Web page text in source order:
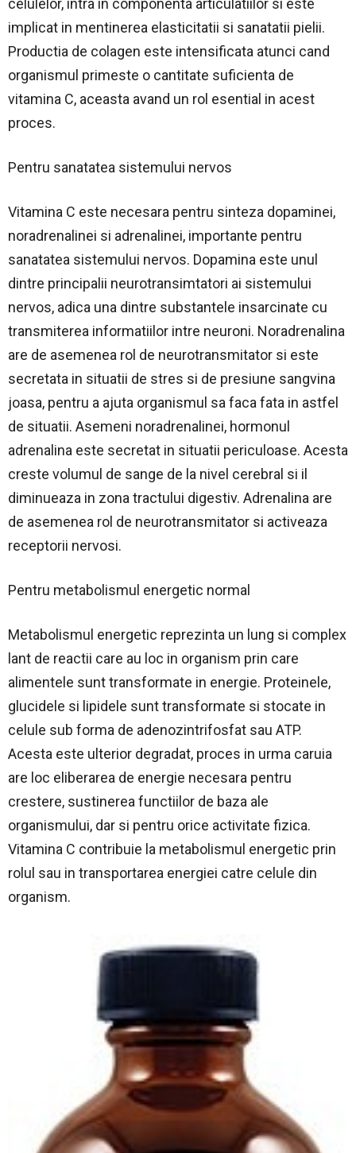
celulelor, intra in componenta articulatiilor si este
implicat in mentinerea elasticitatii si sanatatii pielii.
Productia de colagen este intensificata atunci cand
organismul primeste o cantitate suficienta de
vitamina C, aceasta avand un rol esential in acest
proces.
Pentru sanatatea sistemului nervos
Vitamina C este necesara pentru sinteza dopaminei,
noradrenalinei si adrenalinei, importante pentru
sanatatea sistemului nervos. Dopamina este unul
dintre principalii neurotransimtatori ai sistemului
nervos, adica una dintre substantele insarcinate cu
transmiterea informatiilor intre neuroni. Noradrenalina
are de asemenea rol de neurotransmitator si este
secretata in situatii de stres si de presiune sangvina
joasa, pentru a ajuta organismul sa faca fata in astfel
de situatii. Asemeni noradrenalinei, hormonul
adrenalina este secretat in situatii periculoase. Acesta
creste volumul de sange de la nivel cerebral si il
diminueaza in zona tractului digestiv. Adrenalina are
de asemenea rol de neurotransmitator si activeaza
receptorii nervosi.
Pentru metabolismul energetic normal
Metabolismul energetic reprezinta un lung si complex
lant de reactii care au loc in organism prin care
alimentele sunt transformate in energie. Proteinele,
glucidele si lipidele sunt transformate si stocate in
celule sub forma de adenozintrifosfat sau ATP.
Acesta este ulterior degradat, proces in urma caruia
are loc eliberarea de energie necesara pentru
crestere, sustinerea functiilor de baza ale
organismului, dar si pentru orice activitate fizica.
Vitamina C contribuie la metabolismul energetic prin
rolul sau in transportarea energiei catre celule din
organism.